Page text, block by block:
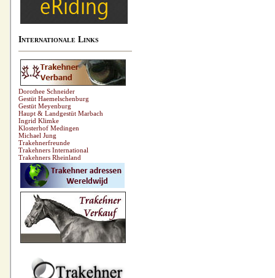
Internationale Links
Dorothee Schneider
Gestüt Haemelschenburg
Gestüt Meyenburg
Haupt & Landgestüt Marbach
Ingrid Klimke
Klosterhof Medingen
Michael Jung
Trakehnerfreunde
Trakehners International
Trakehners Rheinland